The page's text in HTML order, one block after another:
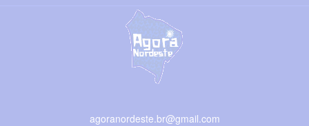
agoranordeste.br@gmail.com